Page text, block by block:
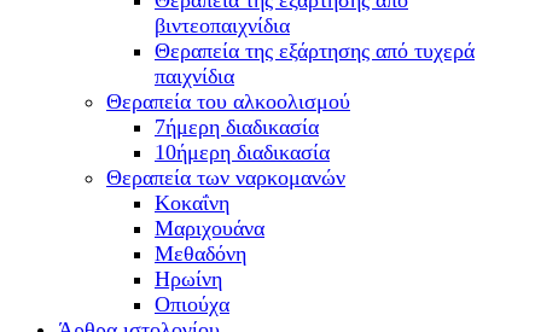
βιντεοπαιχνίδια
Θεραπεία της εξάρτησης από τυχερά
παιχνίδια
Θεραπεία του αλκοολισμού
7ήμερη διαδικασία
10ήμερη διαδικασία
Θεραπεία των ναρκομανών
Kοκαΐνη
Mαριχουάνα
Μεθαδόνη
Ηρωίνη
Oπιούχα